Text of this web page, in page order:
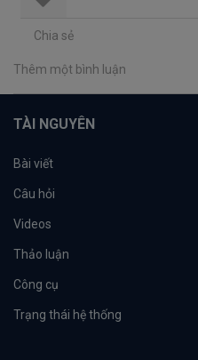
Chia sẻ
Thêm một bình luận
TÀI NGUYÊN
Bài viết
Câu hỏi
Videos
Thảo luận
Công cụ
Trạng thái hệ thống